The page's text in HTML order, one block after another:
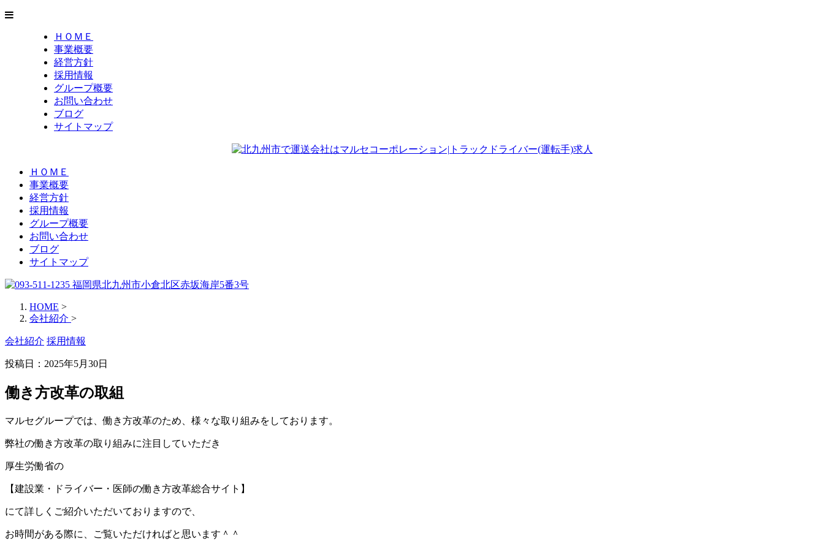
ＨＯＭＥ
事業概要
経営方針
採用情報
グループ概要
お問い合わせ
ブログ
サイトマップ
ＨＯＭＥ
事業概要
経営方針
採用情報
グループ概要
お問い合わせ
ブログ
サイトマップ
HOME >
会社紹介 >
会社紹介 採用情報
投稿日：2025年5月30日
働き方改革の取組
マルセグループでは、働き方改革のため、様々な取り組みをしております。
弊社の働き方改革の取り組みに注目していただき
厚生労働省の
【建設業・ドライバー・医師の働き方改革総合サイト】
にて詳しくご紹介いただいておりますので、
お時間がある際に、ご覧いただければと思います＾＾